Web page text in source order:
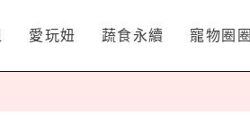
愛玩妞 蔬食永續 寵物圈圈